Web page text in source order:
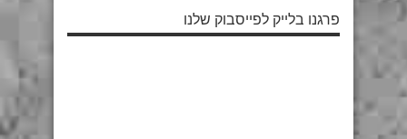
פרגנו בלייק לפייסבוק שלנו